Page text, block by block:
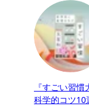
『すごい習
科学的コツ10